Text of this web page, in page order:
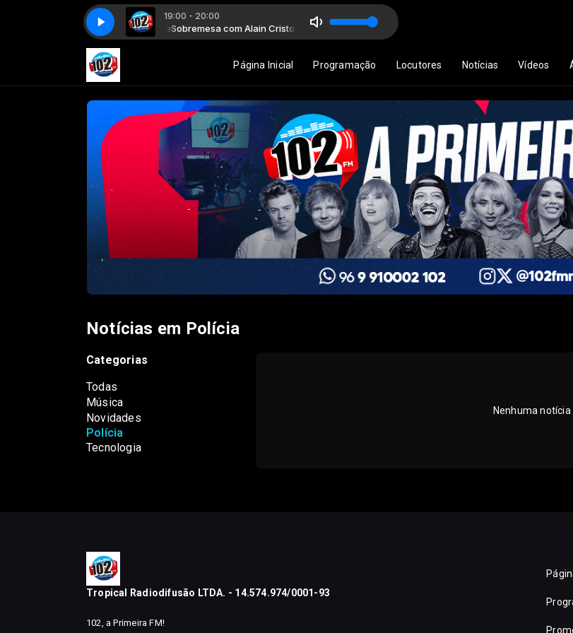
19:00 - 20:00
Sobremesa com Alain Cristophe Sobremesa com Alain Cristophe
Página Inicial Programação Locutores Notícias Vídeos
Notícias em Polícia
Categorias
Todas
Música
Novidades
Polícia
Tecnologia
Nenhuma
Tropical Radiodifusão LTDA. - 14.574.974/0001-93
102, a Primeira FM!